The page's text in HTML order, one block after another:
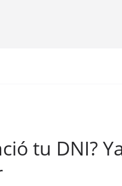
tu DNI?